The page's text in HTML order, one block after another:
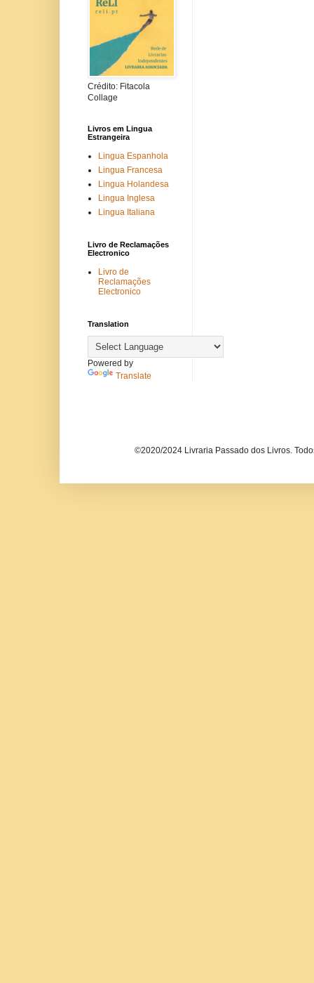
Crédito: Fitacola
Collage
Livros em Lingua
Estrangeira
Lingua Espanhola
Lingua Francesa
Lingua Holandesa
Lingua Inglesa
Lingua Italiana
Livro de Reclamações
Electronico
Livro de
Reclamações
Electronico
Translation
Powered by
Translate
©2020/2024 Livraria Passado dos Livros.